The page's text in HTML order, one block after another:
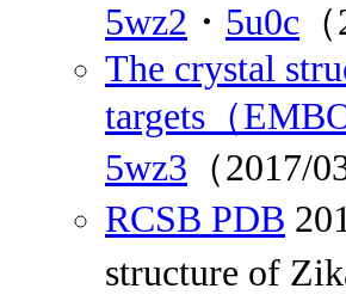
5wz2 ・ 5u0c
The crystal
targets（
5wz3 （2017/
RCSB PDB
structure of